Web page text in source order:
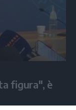
figura", è